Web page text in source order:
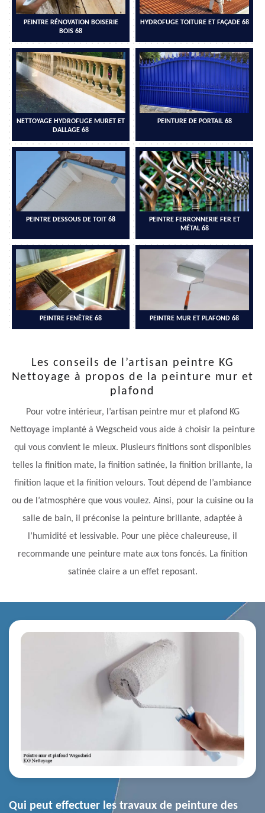
PEINTRE RÉNOVATION BOISERIE
BOIS 68
HYDROFUGE TOITURE ET FAÇADE 68
NETTOYAGE HYDROFUGE MURET ET
DALLAGE 68
PEINTURE DE PORTAIL 68
PEINTRE DESSOUS DE TOIT 68
PEINTRE FERRONNERIE FER ET
MÉTAL 68
PEINTRE FENÊTRE 68 PEINTRE MUR ET PLAFOND 68
Les conseils de l’artisan peintre KG
Nettoyage à propos de la peinture mur et
plafond
Pour votre intérieur, l’artisan peintre mur et plafond KG
Nettoyage implanté à Wegscheid vous aide à choisir la peinture
qui vous convient le mieux. Plusieurs finitions sont disponibles
telles la finition mate, la finition satinée, la finition brillante, la
finition laque et la finition velours. Tout dépend de l’ambiance
ou de l’atmosphère que vous voulez. Ainsi, pour la cuisine ou la
salle de bain, il préconise la peinture brillante, adaptée à
l’humidité et lessivable. Pour une pièce chaleureuse, il
recommande une peinture mate aux tons foncés. La finition
satinée claire a un effet reposant.
Qui peut effectuer les travaux de peinture des